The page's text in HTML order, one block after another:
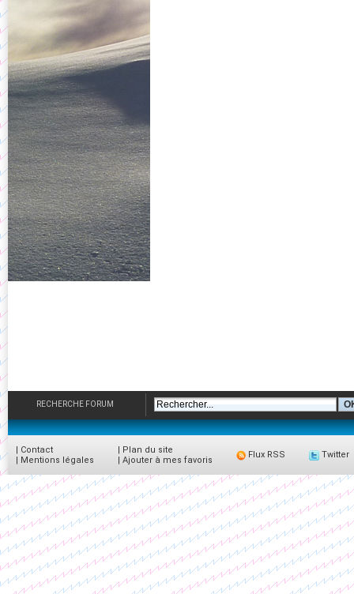
RECHERCHE FORUM
| Contact
| Mentions légales
| Plan du site
| Ajouter à mes favoris
Flux RSS Twitter